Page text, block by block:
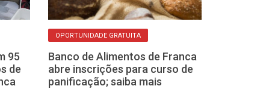
95
de
OPORTUNIDADE GRATUITA
Banco de Alimentos de Franca
abre inscrições para curso de
panificação; saiba mais